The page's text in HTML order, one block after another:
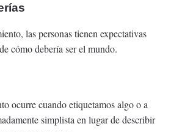
las personas tienen expectativas
cómo debería ser el mundo.
ocurre cuando etiquetamos algo o a
simplista en lugar de describir